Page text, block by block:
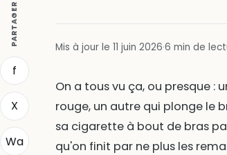
PARTAGER
f
X
Wa
Mis à jour le 11 juin 2026·6 min de
On a tous vu ça, ou presque :
rouge, un autre qui plonge le
sa cigarette à bout de bras
qu'on finit par ne plus les